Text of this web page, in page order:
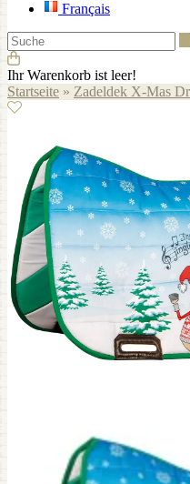
Français
Ihr Warenkorb ist leer!
Startseite » Zadeldek X-Mas